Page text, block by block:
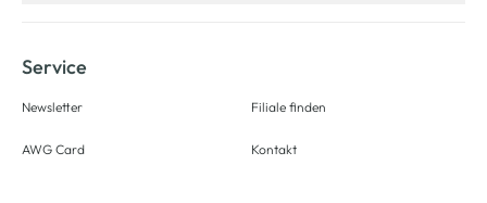
Service
Newsletter
AWG Card
Filiale finden
Kontakt